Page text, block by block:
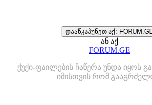
დააწკაპუნეთ აქ:
ან აქ
FORUM.GE
ქუქი-ფაილების ჩაწერა უნდა იყოს
იმისთვის რომ